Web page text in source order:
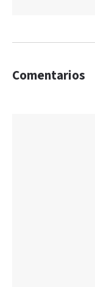
Comentarios